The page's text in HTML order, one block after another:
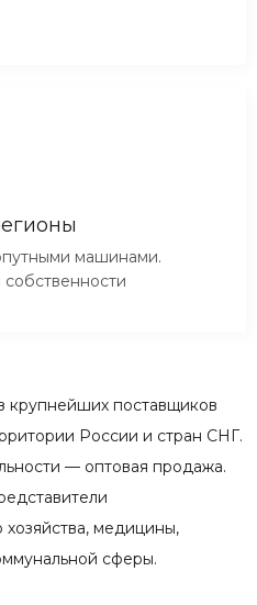
машинами.
собственности
поставщиков
России и стран СНГ.
— оптовая продажа.
медицины,
сферы.